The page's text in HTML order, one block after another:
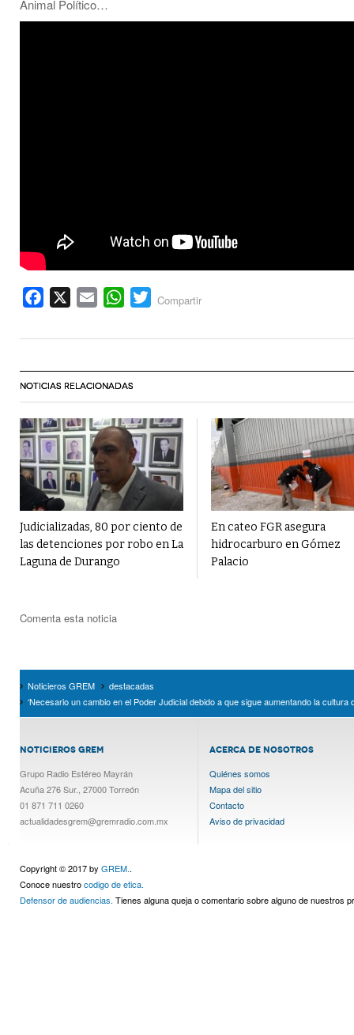
Animal Político…
Facebook Email WhatsApp
Twitter
Compartir
NOTICIAS RELACIONADAS
Judicializadas, 80 por ciento de
las detenciones por robo en La
Laguna de Durango
En cateo FGR asegura
hidrocarburo en Gómez
Palacio
Comenta esta noticia
Noticieros GREM
destacadas
‘Necesario un cambio en el Poder Judicial debido a que sigue aumentando la
NOTICIEROS GREM
Grupo Radio Estéreo Mayrán
Acuña 276 Sur., 27000 Torreón
01 871 711 0260
actualidadesgrem@gremradio.com.mx
ACERCA DE NOSOTROS
Quiénes somos
Mapa del sitio
Contacto
Aviso de privacidad
Copyright © 2017 by GREM..
Conoce nuestrocodigo de etica.
Defensor de audiencias. Tienes alguna queja o comentario sobre alguno de nuestros